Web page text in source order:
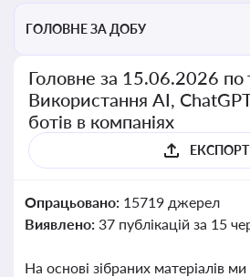
ГОЛОВНЕ ЗА ДОБУ
Головне за 15.06.2026 по
Використання AI,
ботів в компаніях
ЕКСПОРТ
Опрацьовано: 15719 джерел
Виявлено: 37 публікацій за 15
На основі зібраних матеріалів